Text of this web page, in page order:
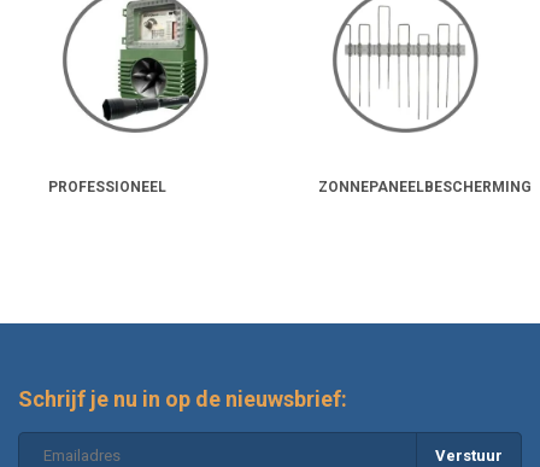
PROFESSIONEEL ZONNEPANEELBESCHERMING
Schrijf je nu in op de nieuwsbrief:
Verstuur